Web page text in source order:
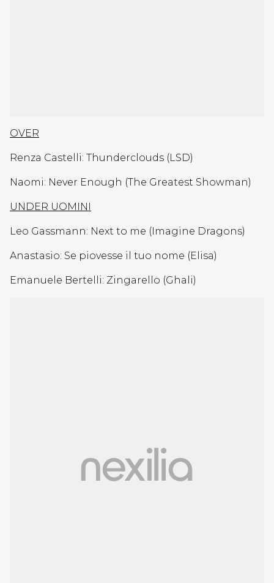
OVER
Renza Castelli: Thunderclouds (LSD)
Naomi: Never Enough (The Greatest Showman)
UNDER UOMINI
Leo Gassmann: Next to me (Imagine Dragons)
Anastasio: Se piovesse il tuo nome (Elisa)
Emanuele Bertelli: Zingarello (Ghali)